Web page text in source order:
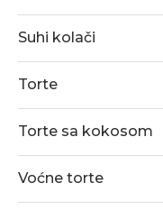
Suhi kolači
Torte
Torte sa kokosom
Voćne torte